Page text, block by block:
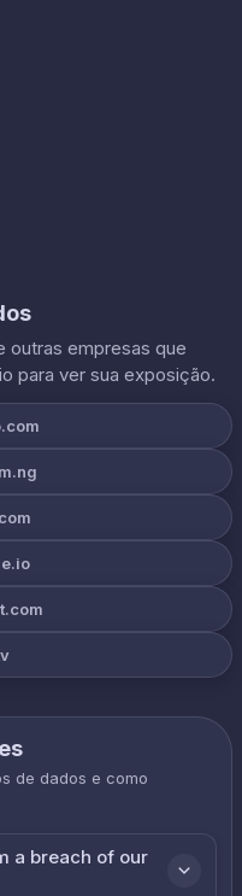
outras empresas que
para ver sua exposição.
de dados e como
a breach of our